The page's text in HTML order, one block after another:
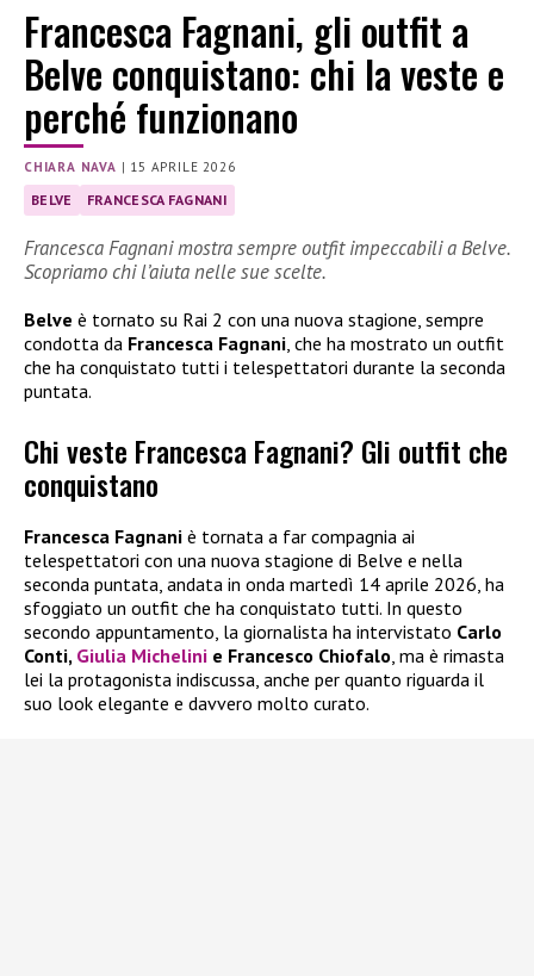
Francesca Fagnani, gli outfit a
Belve conquistano: chi la veste e
perché funzionano
CHIARA NAVA | 15 APRILE 2026
BELVE FRANCESCA FAGNANI
Francesca Fagnani mostra sempre outfit impeccabili a Belve.
Scopriamo chi l’aiuta nelle sue scelte.
Belve è tornato su Rai 2 con una nuova stagione, sempre
condotta da Francesca Fagnani , che ha mostrato un outfit
che ha conquistato tutti i telespettatori durante la seconda
puntata.
Chi veste Francesca Fagnani? Gli outfit che
conquistano
Francesca Fagnani è tornata a far compagnia ai
telespettatori con una nuova stagione di Belve e nella
seconda puntata, andata in onda martedì 14 aprile 2026, ha
sfoggiato un outfit che ha conquistato tutti. In questo
secondo appuntamento, la giornalista ha intervistato Carlo
Conti, Giulia Michelini e Francesco Chiofalo, ma è rimasta
lei la protagonista indiscussa, anche per quanto riguarda il
suo look elegante e davvero molto curato.